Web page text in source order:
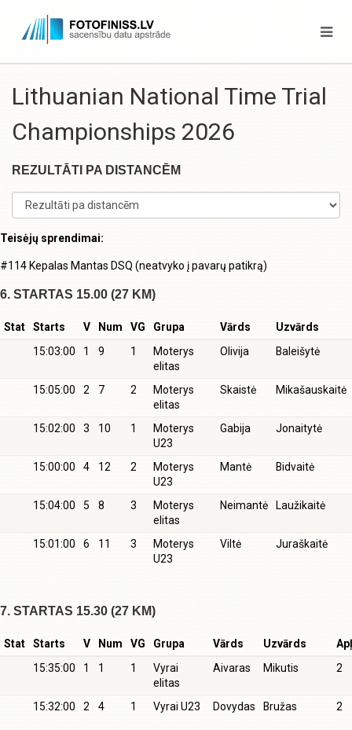
Lithuanian National Time Trial
Championships 2026
REZULTĀTI PA DISTANCĒM
Teisėjų sprendimai:
#114 Kepalas Mantas DSQ (neatvyko į pavarų patikrą)
6. STARTAS 15.00 (27 KM)
Stat Starts V Num VG Grupa Vārds
Uzvārds
15:03:00
1 9 1
Moterys
elitas
Olivija Baleišytė
15:05:00 2 7 2
Moterys
elitas
Skaistė Mikašauskaitė
15:02:00 3 10 1
Moterys
U23
Gabija Jonaitytė
15:00:00 4 12 2
Moterys
U23
Mantė Bidvaitė
15:04:00 5 8 3
Moterys
elitas
Neimantė Laužikaitė
15:01:00 6 11 3
Moterys
U23
Viltė Juraškaitė
7. STARTAS 15.30 (27 KM)
Stat Starts V Num VG Grupa Vārds Uzvārds
15:35:00
1 1 1
Vyrai
elitas
Aivaras Mikutis 2
15:32:00 2 4 1 Vyrai U23 Dovydas Bružas 2